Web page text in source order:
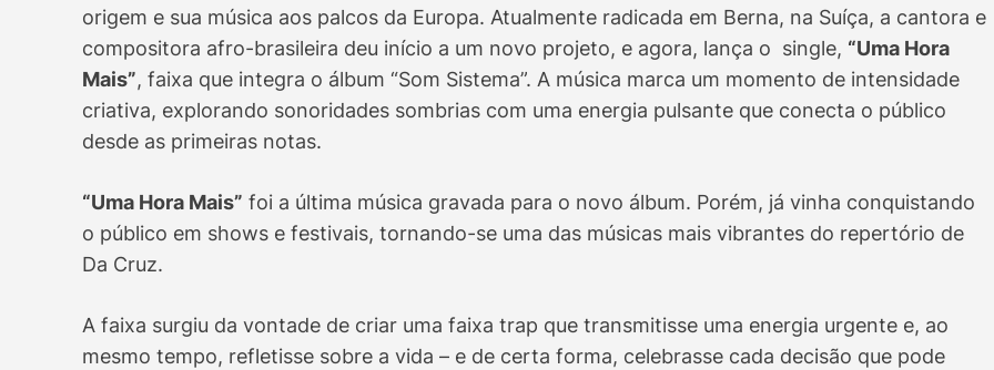
origem e sua música aos palcos da Europa. Atualmente radicada em Berna, na Suíça, a cantora e
compositora afro-brasileira deu início a um novo projeto, e agora, lança o single, “Uma Hora
Mais”, faixa que integra o álbum “Som Sistema”. A música marca um momento de intensidade
criativa, explorando sonoridades sombrias com uma energia pulsante que conecta o público
desde as primeiras notas.
“Uma Hora Mais” foi a última música gravada para o novo álbum. Porém, já vinha conquistando
o público em shows e festivais, tornando-se uma das músicas mais vibrantes do repertório de
Da Cruz.
A faixa surgiu da vontade de criar uma faixa trap que transmitisse uma energia urgente e, ao
mesmo tempo, refletisse sobre a vida – e de certa forma, celebrasse cada decisão que pode